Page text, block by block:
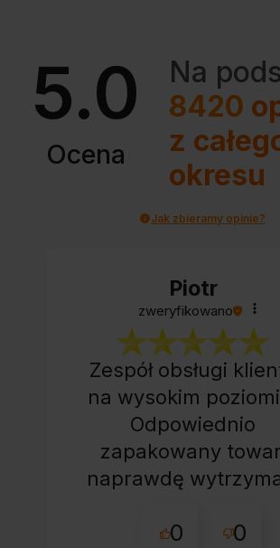
5.0
Ocena
Na
8420
z
okresu
Jak zbieramy opinie?
Piotr
zweryfikowano
Zespół obsługi
na wysokim
Odpowiednio
zapakowany
naprawdę
Wszystko ok, bez
0 0